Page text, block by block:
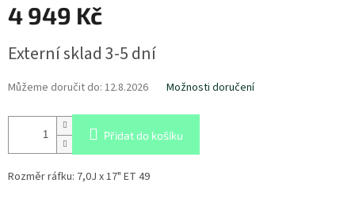
4 949 Kč
cena:
Externí sklad 3-5 dní
Můžeme doručit do: 12.8.2026 Možnosti doručení
Přidat do košíku
Rozměr ráfku: 7,0J x 17" ET 49